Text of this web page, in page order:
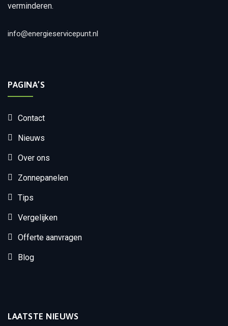
verminderen.
info@energieservicepunt.nl
PAGINA’S
Contact
Nieuws
Over ons
Zonnepanelen
Tips
Vergelijken
Offerte aanvragen
Blog
LAATSTE NIEUWS